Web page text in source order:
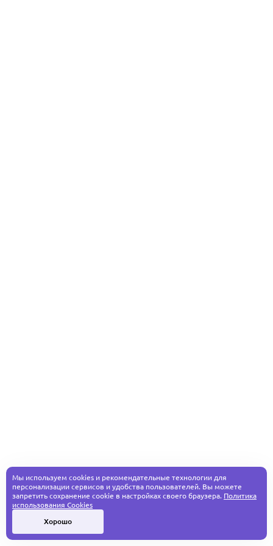
Мы используем cookies и рекомендательные технологии для
персонализации сервисов и удобства пользователей. Вы можете
запретить сохранение cookie в настройках своего браузера. Политика
использования Cookies
Хорошо